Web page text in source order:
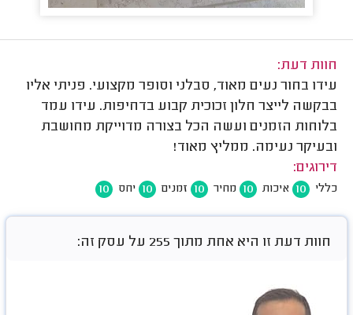
חוות דעת:
עידו בחור נעים מאוד, סבלני וסופר מקצועי. פניתי אליו
בבקשה לייצר חלון זכוכית קבוע בדחיפות. עידו עמד
בלוחות הזמנים ועשה הכל בצורה מדוייקת מחושבת
ובעיקר נעימה. ממליץ מאוד!
דירוגים:
כללי 10 איכות 10 מחיר 10 זמנים 10 יחס 10
חוות דעת זו היא אחת מתוך 255 על עסק זה: